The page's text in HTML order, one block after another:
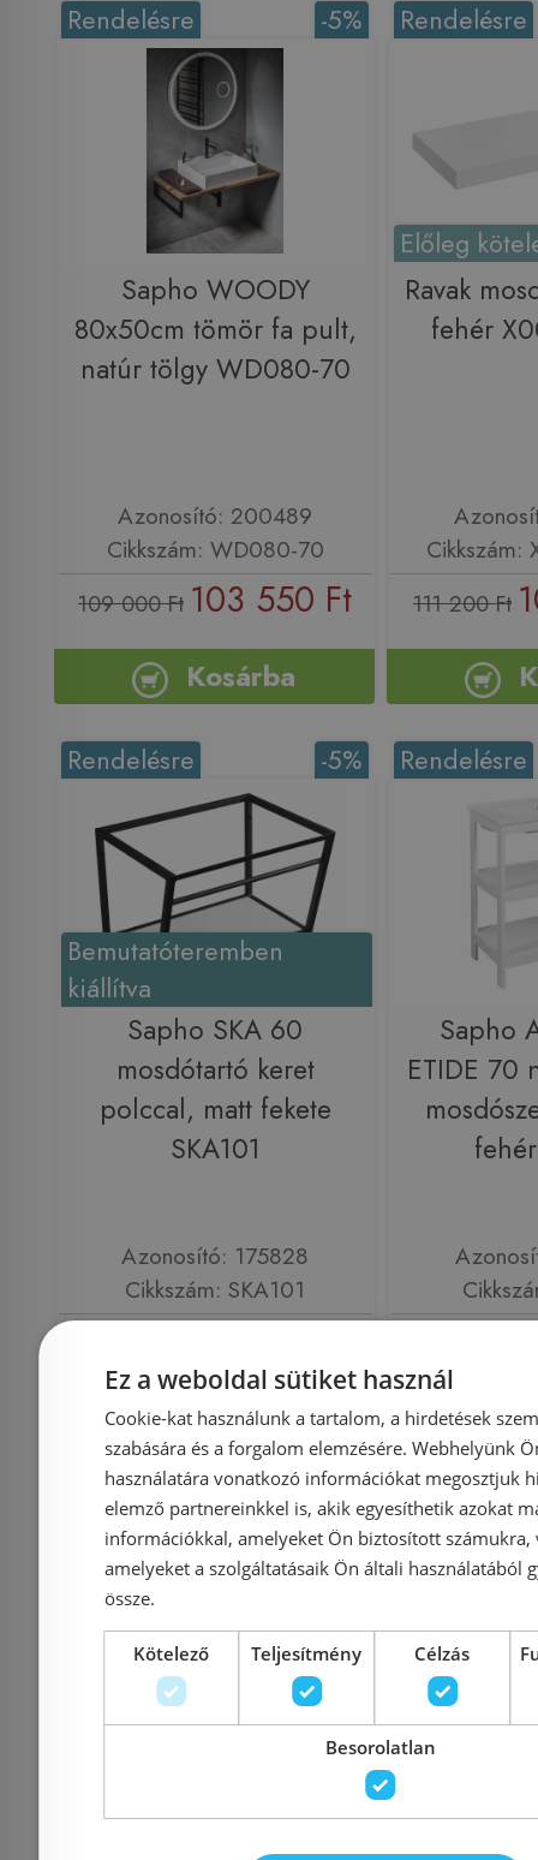
-5%
Rendelésre
Sapho WOODY
80x50cm tömör fa pult,
natúr tölgy WD080-70
Azonosító: 200489
Cikkszám: WD080-70
109 000 Ft 103 550 Ft
Kosárba
Rendelésre
Előleg
Ravak
fehér
111 200 Ft
Bemutatóteremben
kiállítva
-5%
Rendelésre
Sapho SKA 60
mosdótartó keret
polccal, matt fekete
SKA101
Azonosító: 175828
Cikkszám: SKA101
Kosárba
Rendelésre
Sapho
ETIDE 70
-5%
Rendelésre
Előleg köteles
mosdótartó konzol MDF
polccal, matt fekete
Rendelésre
ETIDE 80
Ez a weboldal sütiket használ
Cookie-kat használunk a tartalom, a hirdetések
szabására és a forgalom elemzésére. Webhelyünk
használatára vonatkozó információkat megosztjuk
elemző partnereinkkel is, akik egyesíthetik azokat
információkkal, amelyeket Ön biztosított számukra,
amelyeket a szolgáltatásaik Ön általi használatából
össze.
Kötelező Teljesítmény Célzás
Besorolatlan